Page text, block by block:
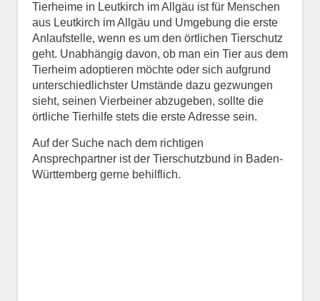
Tierheime in Leutkirch im Allgäu ist für Menschen
aus Leutkirch im Allgäu und Umgebung die erste
Anlaufstelle, wenn es um den örtlichen Tierschutz
geht. Unabhängig davon, ob man ein Tier aus dem
Tierheim adoptieren möchte oder sich aufgrund
unterschiedlichster Umstände dazu gezwungen
sieht, seinen Vierbeiner abzugeben, sollte die
örtliche Tierhilfe stets die erste Adresse sein.
Auf der Suche nach dem richtigen
Ansprechpartner ist der Tierschutzbund in Baden-
Württemberg gerne behilflich.